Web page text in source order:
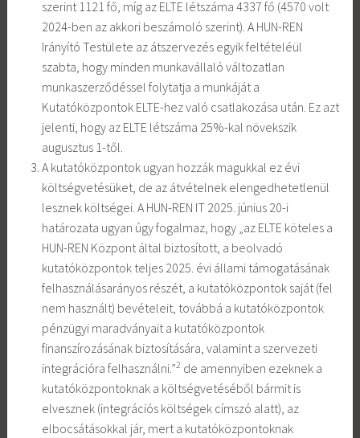
szerint 1121 fő, míg az ELTE létszáma 4337 fő (4570 volt
2024-ben az akkori beszámoló szerint). A HUN-REN
Irányító Testülete az átszervezés egyik feltételéül
szabta, hogy minden munkavállaló változatlan
munkaszerződéssel folytatja a munkáját a
Kutatóközpontok ELTE-hez való csatlakozása után. Ez azt
jelenti, hogy az ELTE létszáma 25%-kal növekszik
augusztus 1-től.
A kutatóközpontok ugyan hozzák magukkal ez évi
költségvetésüket, de az átvételnek elengedhetetlenül
lesznek költségei. A HUN-REN IT 2025. június 20-i
határozata ugyan úgy fogalmaz, hogy „az ELTE köteles a
HUN-REN Központ által biztosított, a beolvadó
kutatóközpontok teljes 2025. évi állami támogatásának
felhasználásarányos részét, a kutatóközpontok saját (fel
nem használt) bevételeit, továbbá a kutatóközpontok
pénzügyi maradványait a kutatóközpontok
finanszírozásának biztosítására, valamint a szervezeti
integrációra felhasználni.”2 de amennyiben ezeknek a
kutatóközpontoknak a költségvetéséből bármit is
elvesznek (integrációs költségek címszó alatt), az
elbocsátásokkal jár, mert a kutatóközpontoknak